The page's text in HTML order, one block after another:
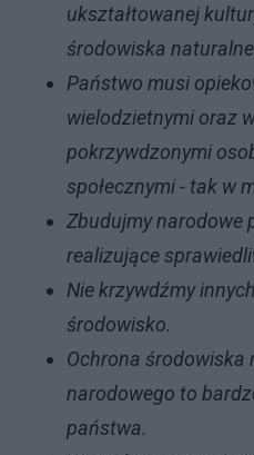
ukształtowanej
środowiska
Państwo musi
wielodzietnymi oraz
pokrzywdzonymi
społecznymi - tak w
Zbudujmy narodowe
realizujące
Nie krzywdźmy
środowisko.
Ochrona środowiska
narodowego to
państwa.